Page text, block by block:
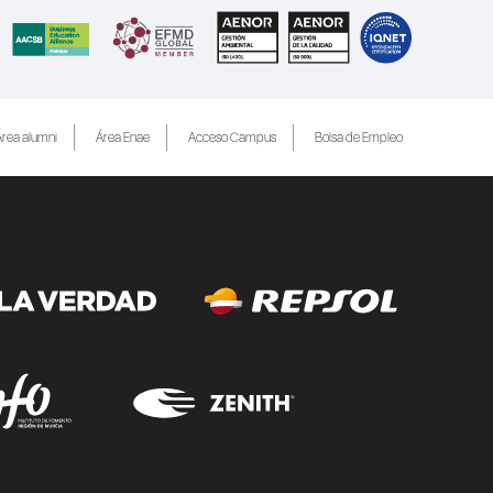
alumni Área Enae Acceso Campus Bolsa de Empleo